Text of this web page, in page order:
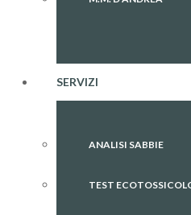
SERVIZI
ANALISI SABBIE
TEST